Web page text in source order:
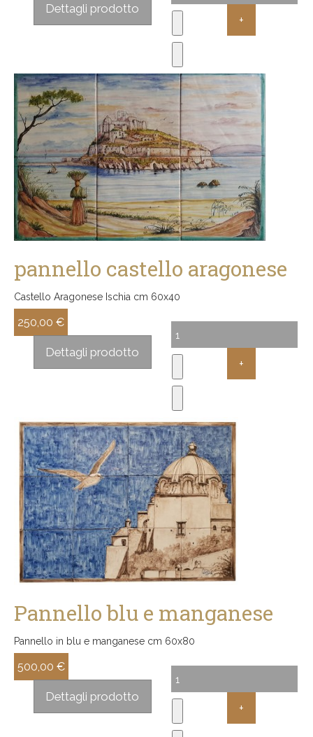
Dettagli prodotto
pannello castello aragonese
Castello Aragonese Ischia cm 60x40
250,00 €
Dettagli prodotto
Pannello blu e manganese
Pannello in blu e manganese cm 60x80
500,00 €
Dettagli prodotto